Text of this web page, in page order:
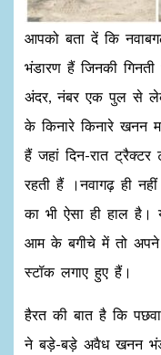
आपको बता दें कि
भंडारण हैं जिनकी
अंदर, नंबर एक पुल से
के किनारे किनारे खनन
हैं जहां दिन-रात ट्रैक्टर
रहती हैं ।नवागढ़ ही
का भी ऐसा ही हाल
आम के बगीचे में तो अपने
स्टॉक लगाए हुए हैं।
हैरत की बात है कि
ने बड़े-बड़े अवैध खनन